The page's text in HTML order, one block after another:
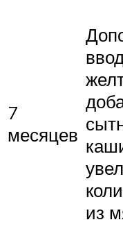
7
месяцев
из